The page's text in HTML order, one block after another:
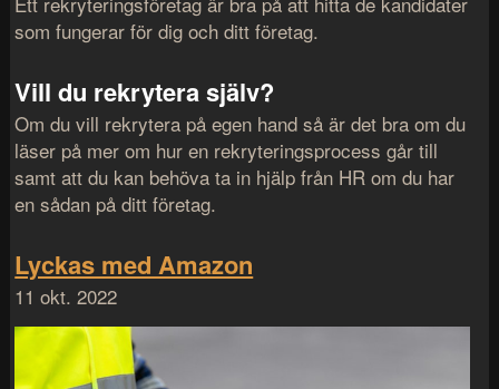
som fungerar för dig och ditt företag.
Vill du rekrytera själv?
Om du vill rekrytera på egen hand så är det bra om du
läser på mer om hur en rekryteringsprocess går till
samt att du kan behöva ta in hjälp från HR om du har
en sådan på ditt företag.
Lyckas med Amazon
11 okt. 2022